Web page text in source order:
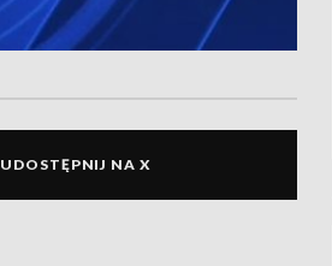
UDOSTĘPNIJ NA X